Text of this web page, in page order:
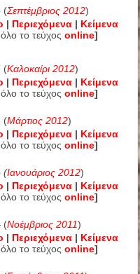
(Σεπτέμβριος 2012)
| Περιεχόμενα | Κείμενα
το τεύχος online]
(Καλοκαίρι 2012)
| Περιεχόμενα | Κείμενα
το τεύχος online]
(Μάρτιος 2012)
| Περιεχόμενα | Κείμενα
το τεύχος online]
(Ιανουάριος 2012)
| Περιεχόμενα | Κείμενα
το τεύχος online]
(Νοέμβριος 2011)
| Περιεχόμενα | Κείμενα
το τεύχος online]